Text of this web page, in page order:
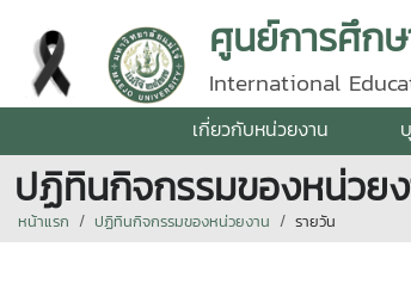
ศูนย์การศึก
International
เกี่ยวกับหน่วยงาน
ปฏิทินกิจกรรมของหน่วย
หน้าแรก ปฏิทินกิจกรรมของหน่วยงาน รายวัน